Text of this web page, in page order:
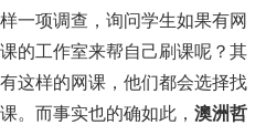
一项调查，询问学生如果有网
的工作室来帮自己刷课呢？其
这样的网课，他们都会选择找
。而事实也的确如此， 澳洲哲